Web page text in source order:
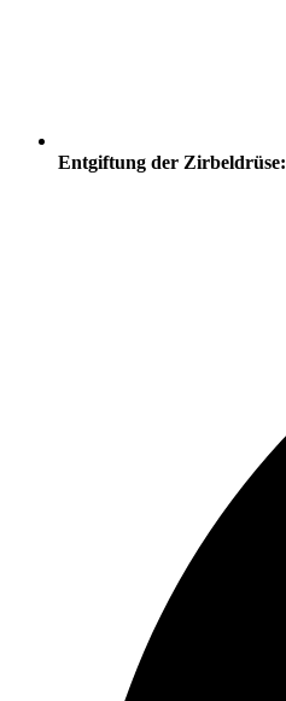
Entgiftung der Zirbeldrüse: